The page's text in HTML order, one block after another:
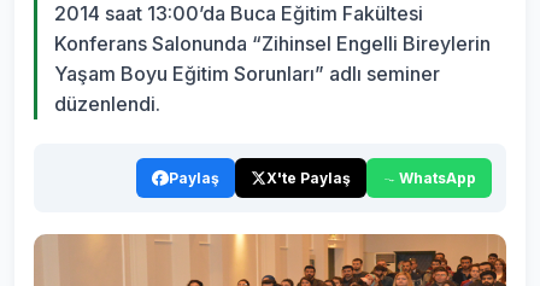
2014 saat 13:00’da Buca Eğitim Fakültesi
Konferans Salonunda “Zihinsel Engelli Bireylerin
Yaşam Boyu Eğitim Sorunları” adlı seminer
düzenlendi.
Paylaş X'te Paylaş WhatsApp